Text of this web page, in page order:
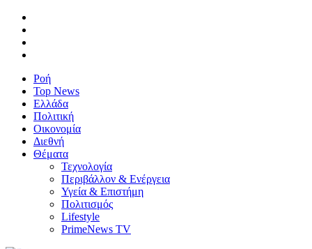
Ροή
Top News
Ελλάδα
Πολιτική
Οικονομία
Διεθνή
Θέματα
Τεχνολογία
Περιβάλλον & Ενέργεια
Υγεία & Επιστήμη
Πολιτισμός
Lifestyle
PrimeNews TV